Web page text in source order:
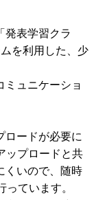
表学習クラ
を利用した、少
ュニケーショ
ロードが必要に
ップロードと共
くいので、随時
ています。